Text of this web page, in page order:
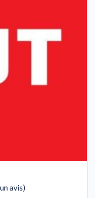
avis)